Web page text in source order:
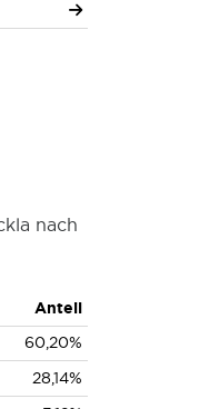
nach
Anteil
60,20%
28,14%